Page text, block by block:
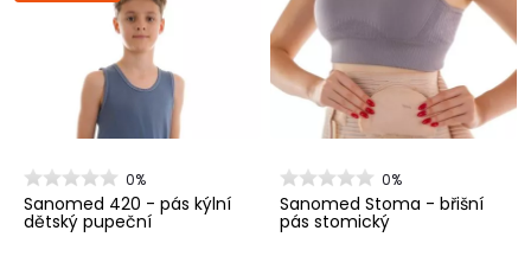
0%
Sanomed 420 - pás kýlní
dětský pupeční
0%
Sanomed Stoma - břišní
pás stomický